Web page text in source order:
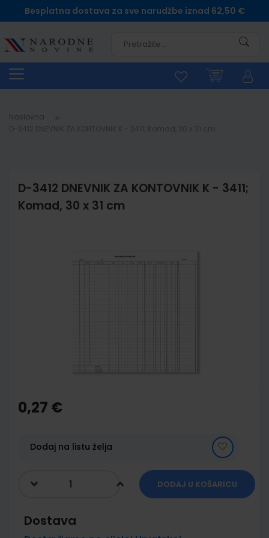
Besplatna dostava za sve narudžbe iznad 62,50 €
Naslovna
D-3412 DNEVNIK ZA KONTOVNIK K - 3411;
Komad, 30 x 31 cm
the
beginning
gallery
0,27 €
Dodaj na listu želja
DODAJ U KOŠARICU
Dostava